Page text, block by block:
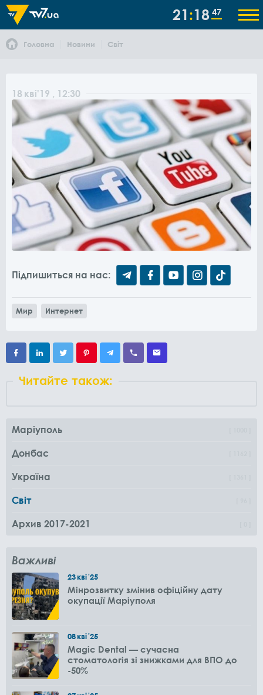
21 18 47
Головна Новини Світ
18 кві'19 , 12:30
Підпишиться на нас:
Мир Интернет
Читайте також:
Маріуполь
Донбас
Україна
Світ
Архив 2017-2021
Важливі
23кві'25
Мінрозвитку змінив офіційну дату
окупації Маріуполя
08кві'25
Magic Dental — сучасна
стоматологія зі знижками для ВПО до
-50%